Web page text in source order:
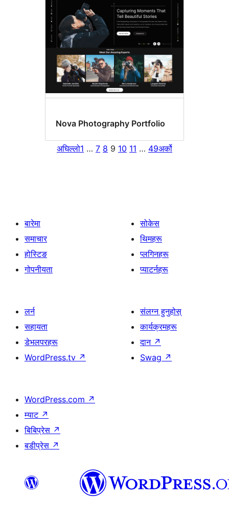
Nova Photography Portfolio
अघिल्लो1 … 7 8 9 10 11 … 49अर्को
बारेमा
समाचार
होस्टिङ
गोपनीयता
सोकेस
थिमहरू
प्लगिनहरू
प्याटर्नहरू
लर्न
सहायता
डेभलपरहरू
WordPress.tv ↗
संलग्न हुनुहोस्
कार्यक्रमहरू
दान ↗
Swag ↗
WordPress.com ↗
म्याट ↗
बिबिप्रेस ↗
बडीप्रेस ↗